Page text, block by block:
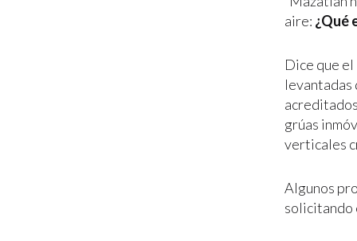
aire: ¿Qué
Dice que
levantadas
grúas
verticales
Algunos
solicitando